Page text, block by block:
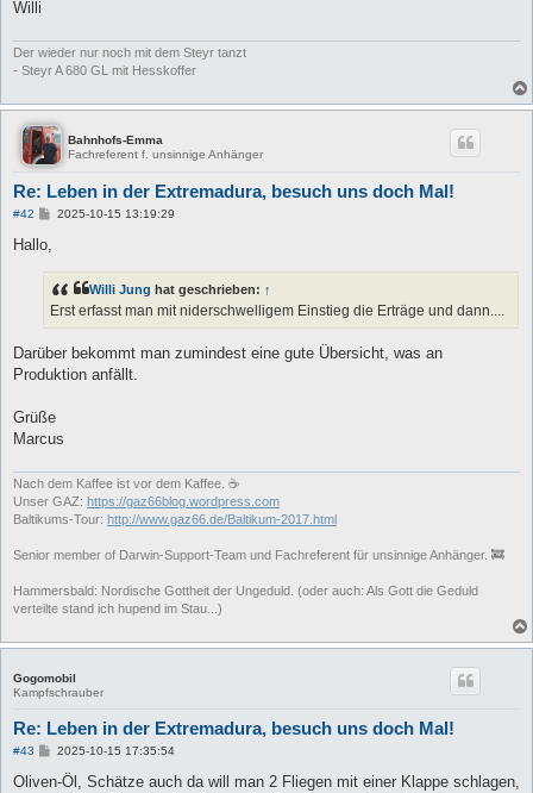
Willi
Der wieder nur noch mit dem Steyr tanzt
- Steyr A 680 GL mit Hesskoffer
Bahnhofs-Emma
Fachreferent f. unsinnige Anhänger
Re: Leben in der Extremadura, besuch uns doch Mal!
#42
B
r
a
g
2025-10-15 13:19:29
Hallo,
Willi Jung hat geschrieben: ↑
Erst erfasst man mit niderschwelligem Einstieg die Erträge und dann....
Darüber bekommt man zumindest eine gute Übersicht, was an
Produktion anfällt.
Grüße
Marcus
Nach dem Kaffee ist vor dem Kaffee. ☕
Unser GAZ: https://gaz66blog.wordpress.com
Baltikums-Tour: http://www.gaz66.de/Baltikum-2017.html
Senior member of Darwin-Support-Team und Fachreferent für unsinnige Anhänger. 🚒
Hammersbald: Nordische Gottheit der Ungeduld. (oder auch: Als Gott die Geduld
verteilte stand ich hupend im Stau...)
Gogomobil
Kampfschrauber
Re: Leben in der Extremadura, besuch uns doch Mal!
#43
B
i
2025-10-15 17:35:54
Oliven-Öl, Schätze auch da will man 2 Fliegen mit einer Klappe schlagen,